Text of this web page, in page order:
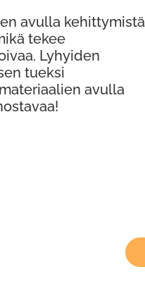
avulla kehittymistä
tekee
Lyhyiden
tueksi
avulla